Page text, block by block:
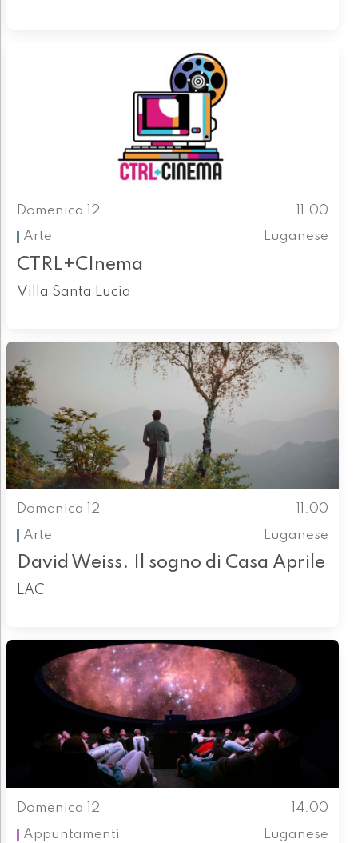
Domenica 12
11.00
Arte
Luganese
CTRL+CInema
Villa Santa Lucia
Domenica 12
11.00
Arte
Luganese
David Weiss. Il sogno di Casa Aprile
LAC
Domenica 12
14.00
Appuntamenti
Luganese